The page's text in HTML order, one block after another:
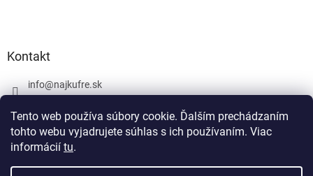
Tento web používa súbory cookie. Ďalším prechádzaním
tohto webu vyjadrujete súhlas s ich používaním. Viac
informácií tu.
Kontakt
info@najkufre.sk
Facebook